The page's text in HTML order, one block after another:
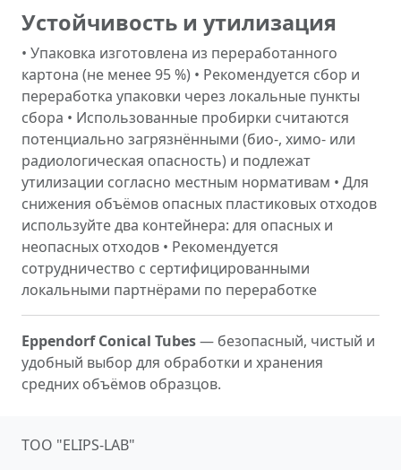
Устойчивость и утилизация
• Упаковка изготовлена из переработанного
картона (не менее 95 %) • Рекомендуется сбор и
переработка упаковки через локальные пункты
сбора • Использованные пробирки считаются
потенциально загрязнёнными (био-, химо- или
радиологическая опасность) и подлежат
утилизации согласно местным нормативам • Для
снижения объёмов опасных пластиковых отходов
используйте два контейнера: для опасных и
неопасных отходов • Рекомендуется
сотрудничество с сертифицированными
локальными партнёрами по переработке
Eppendorf Conical Tubes— безопасный, чистый и
удобный выбор для обработки и хранения
средних объёмов образцов.
ТОО "ELIPS-LAB"